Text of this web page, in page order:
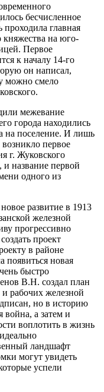
бесчисленное
проходила главная
княжества на юго-
Первое
к началу 14-го
он написал,
можно смело
межевание
города находились
на поселение. И лишь
первое
г. Жуковского
и название первой
одного из
развитие в 1913
железной
прогрессивно
проект
в районе
появиться новая
быстро
В.Н. создал план
рабочих железной
но в историю
война, а затем и
воплотить в жизнь
ландшафт
могут увидеть
успели